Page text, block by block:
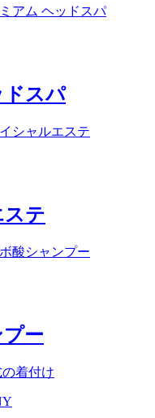
ドスパ
ステ
ー